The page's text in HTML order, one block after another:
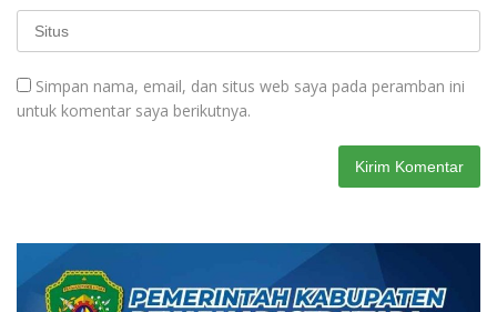
Simpan nama, email, dan situs web saya pada peramban ini
untuk komentar saya berikutnya.